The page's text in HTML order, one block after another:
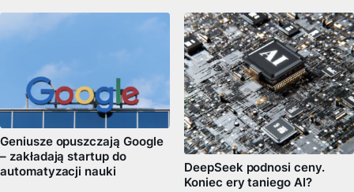
Geniusze opuszczają Google
– zakładają startup do
automatyzacji nauki
DeepSeek podnosi ceny.
Koniec ery taniego AI?